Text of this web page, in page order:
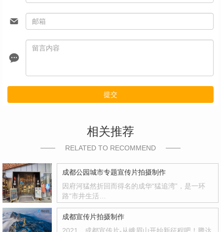
提交
相关推荐
RELATED TO RECOMMEND
成都公园城市专题宣传片拍摄制作
因府河猛然折回而得名的成华“猛追湾”，是一环
路“市井生活…
成都宣传片拍摄制作